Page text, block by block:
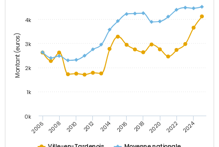
Montant (euros)
2006 2008 2010 2012 2014 2016 2018 2020 2022 2024
0k
1k
2k
3k
4k